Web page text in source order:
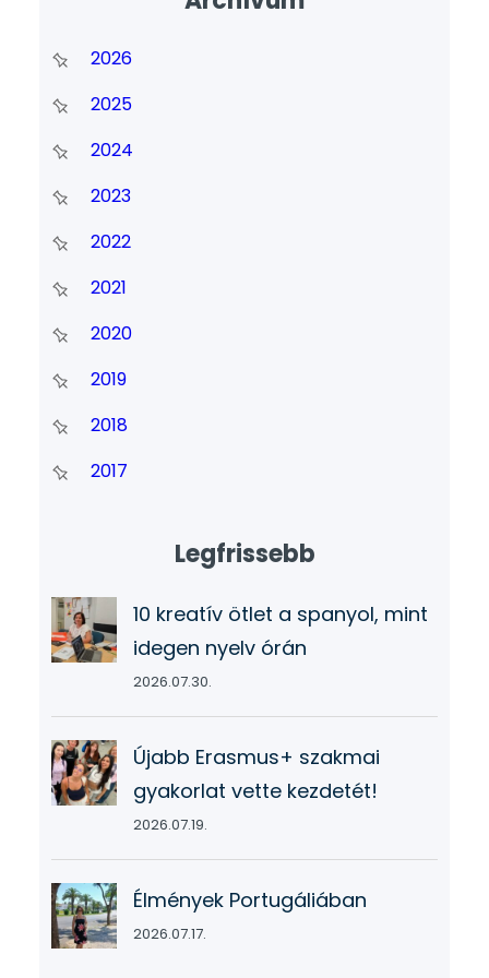
2026
2025
2024
2023
2022
2021
2020
2019
2018
2017
Legfrissebb
10 kreatív ötlet a spanyol, mint
idegen nyelv órán
2026.07.30.
Újabb Erasmus+ szakmai
gyakorlat vette kezdetét!
2026.07.19.
Élmények Portugáliában
2026.07.17.